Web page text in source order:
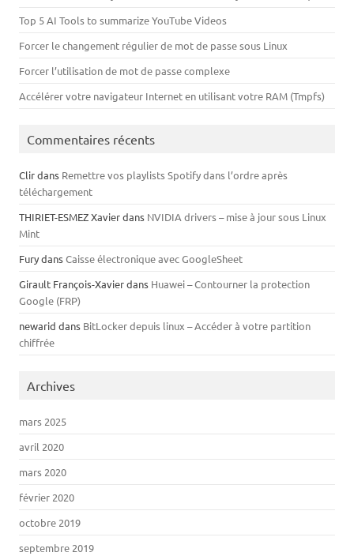
Top 5 AI Tools to summarize YouTube Videos
Forcer le changement régulier de mot de passe sous Linux
Forcer l’utilisation de mot de passe complexe
Accélérer votre navigateur Internet en utilisant votre RAM (Tmpfs)
Commentaires récents
Clirdans Remettre vos playlists Spotify dans l’ordre après
téléchargement
THIRIET-ESMEZ Xavierdans NVIDIA drivers – mise à jour sous Linux
Mint
FurydansCaisse électronique avec GoogleSheet
Girault François-Xavierdans Huawei – Contourner la protection
Google (FRP)
newarid dans BitLocker depuis linux – Accéder à votre partition
chiffrée
Archives
mars 2025
avril 2020
mars 2020
février 2020
octobre 2019
septembre 2019